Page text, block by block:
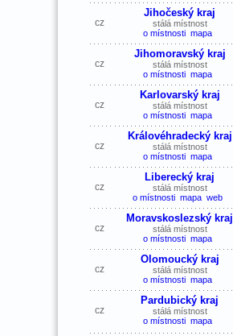
cz
Jihočeský kraj
stálá místnost
o místnosti mapa
cz
Jihomoravský kraj
stálá místnost
o místnosti mapa
cz
Karlovarský kraj
stálá místnost
o místnosti mapa
cz
Královéhradecký kraj
stálá místnost
o místnosti mapa
cz
Liberecký kraj
stálá místnost
o místnosti mapa web
cz
Moravskoslezský kraj
stálá místnost
o místnosti mapa
cz
Olomoucký kraj
stálá místnost
o místnosti mapa
cz
Pardubický kraj
stálá místnost
o místnosti mapa